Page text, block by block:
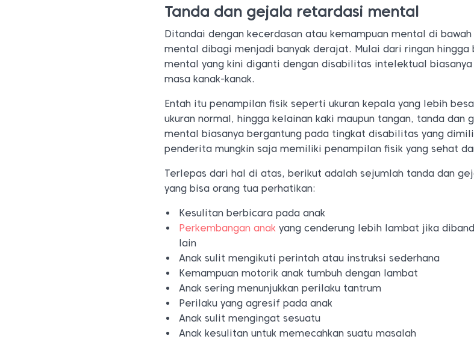
Tanda dan gejala retardasi mental
Ditandai dengan kecerdasan atau kemampuan mental di
mental dibagi menjadi banyak derajat. Mulai dari ringan
mental yang kini diganti dengan disabilitas intelektual
masa kanak-kanak.
Entah itu penampilan fisik seperti ukuran kepala yang lebih
ukuran normal, hingga kelainan kaki maupun tangan, tanda dan
mental biasanya bergantung pada tingkat disabilitas yang
penderita mungkin saja memiliki penampilan fisik yang sehat
Terlepas dari hal di atas, berikut adalah sejumlah tanda dan
yang bisa orang tua perhatikan:
Kesulitan berbicara pada anak
Perkembangan anak yang cenderung lebih lambat jika
lain
Anak sulit mengikuti perintah atau instruksi sederhana
Kemampuan motorik anak tumbuh dengan lambat
Anak sering menunjukkan perilaku tantrum
Perilaku yang agresif pada anak
Anak sulit mengingat sesuatu
Anak kesulitan untuk memecahkan suatu masalah